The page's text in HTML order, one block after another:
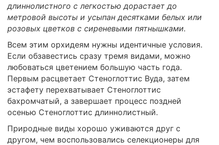
длиннолистного с легкостью дорастает до
метровой высоты и усыпан десятками белых или
розовых цветков с сиреневыми пятнышками.
Всем этим орхидеям нужны идентичные условия.
Если обзавестись сразу тремя видами, можно
любоваться цветением большую часть года.
Первым расцветает Стеноглоттис Вуда, затем
эстафету перехватывает Стеноглоттис
бахромчатый, а завершает процесс поздней
осенью Стеноглоттис длиннолистный.
Природные виды хорошо уживаются друг с
другом, чем воспользовались селекционеры для